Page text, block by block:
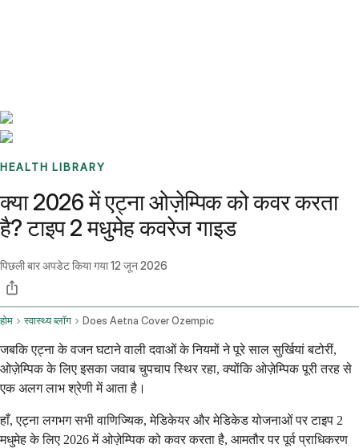
HEALTH LIBRARY
क्या 2026 में एट्ना ओज़ेम्पिक को कवर करता
है? टाइप 2 मधुमेह कवरेज गाइड
पिछली बार अपडेट किया गया12 जून 2026
होम स्वास्थ्य ब्लॉग Does Aetna Cover Ozempic
जबकि एट्ना के वजन घटाने वाली दवाओं के नियमों ने पूरे साल सुर्खियां बटोरीं,
ओज़ेम्पिक के लिए इसका जवाब चुपचाप स्थिर रहा, क्योंकि ओज़ेम्पिक पूरी तरह से
एक अलग लाभ श्रेणी में आता है।
हाँ, एट्ना लगभग सभी वाणिज्यिक, मेडिकेयर और मेडिकेड योजनाओं पर टाइप 2
मधुमेह के लिए 2026 में ओज़ेम्पिक को कवर करता है, आमतौर पर पूर्व प्राधिकरण